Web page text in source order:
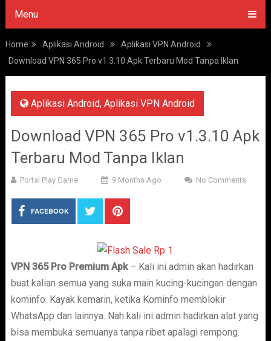
Menu
Home Aplikasi Android
Aplikasi VPN Android
Download VPN 365 Pro v1.3.10 Apk Terbaru Mod Tanpa Iklan
Aplikasi Android, Aplikasi VPN Android
Download VPN 365 Pro v1.3.10 Apk
Terbaru Mod Tanpa Iklan
Portal Play Game 9 Months Ago No Comments
FACEBOOK
VPN 365 Pro Premium Apk– Kali ini admin akan hadirkan
buat kalian semua yang suka main kucing-kucingan dengan
kominfo. Kayak kemarin, ketika Kominfo memblokir
WhatsApp dan lainnya. Nah kali ini admin hadirkan alat yang
bisa membuka semuanya tanpa ribet apalagi rempong.